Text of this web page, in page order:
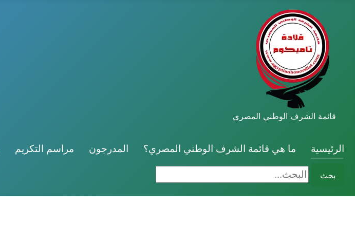
قائمة الشرف الوطني المصري
الرئيسية ما هي قائمة الشرف الوطني المصري؟ المدرجون مراسم التكريم
بحث البحث...